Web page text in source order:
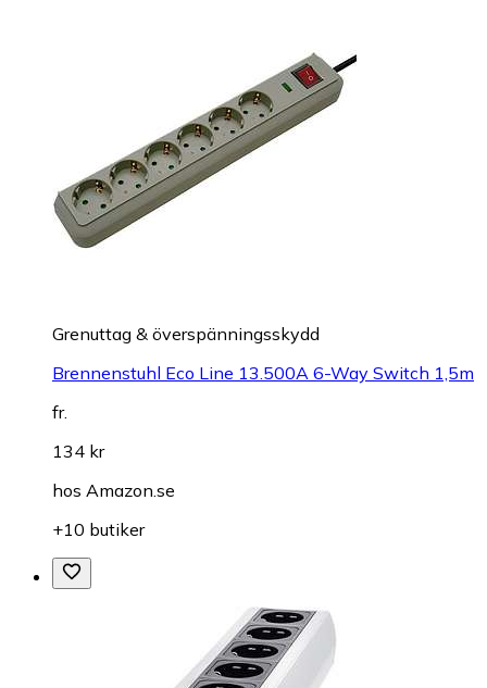
Grenuttag & överspänningsskydd
Brennenstuhl Eco Line 13.500A 6-Way Switch 1,5m
fr.
134 kr
hos Amazon.se
+10 butiker